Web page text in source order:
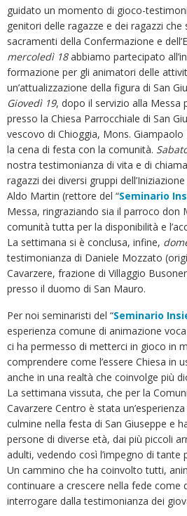
guidato un momento di gioco-
genitori delle ragazze e dei ragazzi
sacramenti della Confermazione e
mercoledì 18abbiamo partecipato
formazione per gli animatori delle
un’attualizzazione della figura di San
Giovedì 19, dopo il servizio alla Messa
presso la Chiesa Parrocchiale di San
vescovo di Chioggia, Mons.
la cena di festa con la comunità.
nostra testimonianza di vita e di
ragazzi dei diversi gruppi
Aldo Martin (rettore del “Seminario
Messa, ringraziando sia il parroco don
comunità tutta per la disponibilità e
La settimana si è conclusa, infine,
testimonianza di Daniele Mozzato
Cavarzere, frazione di Villaggio
presso il duomo di San Mauro.
Per noi seminaristi del “Seminario
esperienza comune di animazione
ci ha permesso di metterci in gioco in
comprendere come l’essere Chiesa in
anche in una realtà che coinvolge più
La settimana vissuta, che per la
Cavarzere Centro è stata
culmine nella festa di San Giuseppe e
persone di diverse età, dai più piccoli
adulti, vedendo così l’impegno di tante
Un cammino che ha coinvolto tutti,
continuare a crescere nella fede come
interrogare dalla testimonianza dei